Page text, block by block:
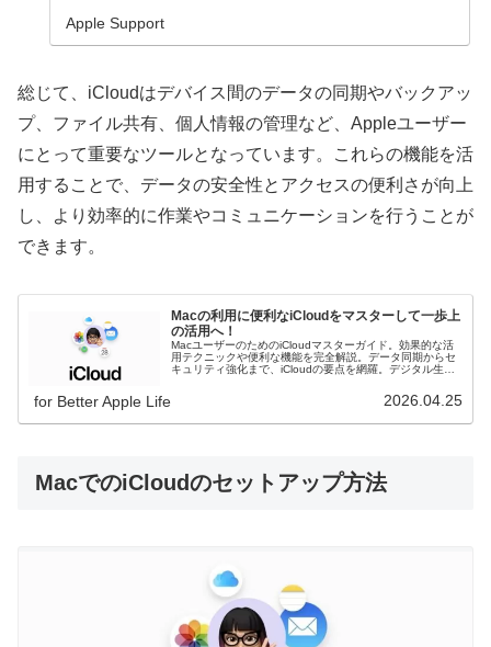
引する存在にもなっています。
Apple Support
総じて、iCloudはデバイス間のデータの同期やバックアッ
プ、ファイル共有、個人情報の管理など、Appleユーザー
にとって重要なツールとなっています。これらの機能を活
用することで、データの安全性とアクセスの便利さが向上
し、より効率的に作業やコミュニケーションを行うことが
できます。
Macの利用に便利なiCloudをマスターして一歩上
の活用へ！
MacユーザーのためのiCloudマスターガイド。効果的な活
用テクニックや便利な機能を完全解説。データ同期からセ
キュリティ強化まで、iCloudの要点を網羅。デジタル生活
for Better Apple Life 2026.04.25
MacでのiCloudのセットアップ方法